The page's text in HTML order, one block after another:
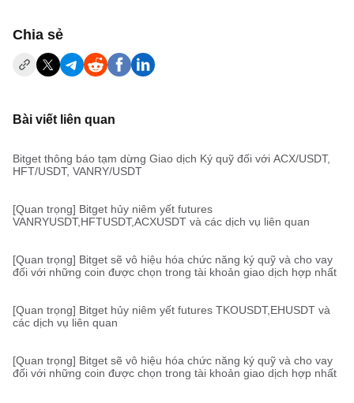
‌Chia sẻ
Bài viết liên quan
Bitget thông báo tạm dừng Giao dịch Ký quỹ đối với ACX/USDT,
HFT/USDT, VANRY/USDT
[Quan trọng] Bitget hủy niêm yết futures
VANRYUSDT,HFTUSDT,ACXUSDT và các dịch vụ liên quan
[Quan trọng] Bitget sẽ vô hiệu hóa chức năng ký quỹ và cho vay
đối với những coin được chọn trong tài khoản giao dịch hợp nhất
[Quan trọng] Bitget hủy niêm yết futures TKOUSDT,EHUSDT và
các dịch vụ liên quan
[Quan trọng] Bitget sẽ vô hiệu hóa chức năng ký quỹ và cho vay
đối với những coin được chọn trong tài khoản giao dịch hợp nhất